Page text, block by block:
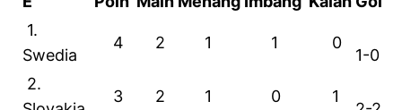
1.
Swedia
4 2 1 1 0
1-0
2.
3 2 1 0 1